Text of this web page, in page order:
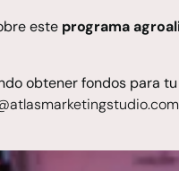
este programa
obtener fondos para